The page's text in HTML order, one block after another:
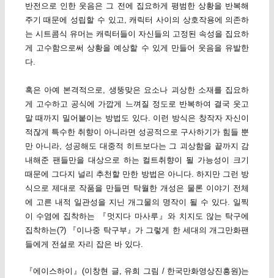
반전으로 인한 웃음은 그 전에 집요하게 평범한 상황을 반복해
주기 때문에 성립할 수 있고, 캐릭터 사이의 상호작용에 의존하
는 시트콤식 유머는 캐릭터들이 자신들의 고정된 속성을 집요하
게 고수함으로써 상황을 예상할 수 있게 만들어 웃음을 유발한
다.
혹은 아예 본격적으로, 생뚱맞은 요소나 괴상한 소재를 집요하
게 고수하고 공식에 가깝게 느껴질 정도로 반복하여 결국 웃고
말 때까지 밀어붙이는 방법도 있다. 이런 방식은 창작자 자신이
적잖게 특수한 취향이 아니라면 성공적으로 구사하기가 힘들 뿐
만 아니라, 성공해도 대중적 히트보다는 그 괴상함을 끝까지 감
내해준 팬들만을 대상으로 하는 컬트취향이 될 가능성이 크기
때문에 그다지 널리 추천할 만한 방법은 아니다. 하지만 그런 방
식으로 제대로 작품을 만들면 탁월한 개성은 물론 이야기 전체
에 고른 내적 일관성을 지닌 개그물의 명작이 될 수 있다. 일찍
이 수염에 집착하는 『멋지다 마사루』와 치지도 않는 탁구에
집착하는(?) 『이나중 탁구부』가 그렇게 한 세대의 개그만화팬
들에게 전설로 자리 잡은 바 있다.
『에이스하이』(이창현 글, 유희 그림 / 한국만화영상진흥원)는